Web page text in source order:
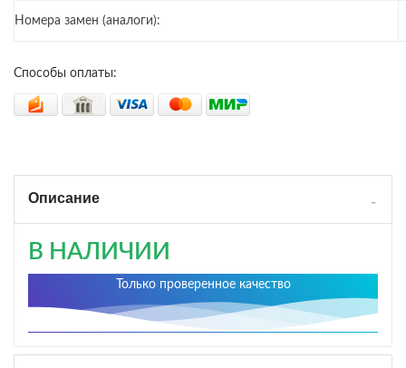
Номера замен (аналоги):
Способы оплаты:
Описание
В НАЛИЧИИ
Только проверенное качество